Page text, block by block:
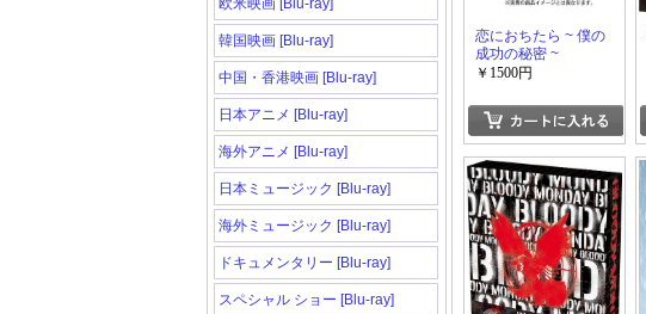
欧米映画 [Blu-ray]
韓国映画 [Blu-ray]
中国・香港映画 [Blu-ray]
日本アニメ [Blu-ray]
海外アニメ [Blu-ray]
日本ミュージック [Blu-ray]
海外ミュージック [Blu-ray]
ドキュメンタリー [Blu-ray]
スペシャル ショー [Blu-ray]
恋におちたら ~ 僕の
成功の秘密 ~
￥1500円